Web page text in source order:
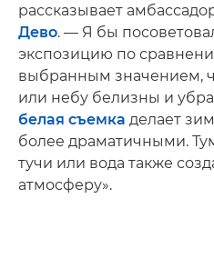
рассказывает
Дево. — Я бы
экспозицию по
выбранным значением,
или небу белизны и
белая съемка делает
более драматичными.
тучи или вода также
атмосферу».